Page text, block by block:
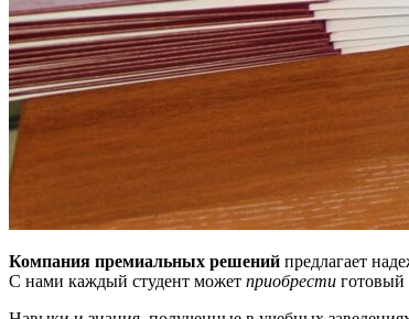
Компания премиальных решений предлагает
С нами каждый студент может приобрести готовый